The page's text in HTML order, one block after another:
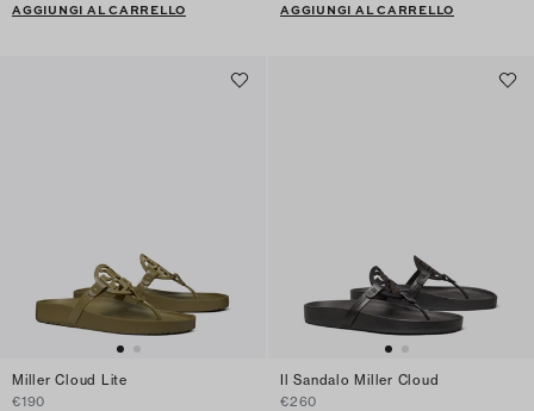
AGGIUNGI AL CARRELLO AGGIUNGI AL CARRELLO
Miller Cloud Lite
€190
Il Sandalo Miller Cloud
€260